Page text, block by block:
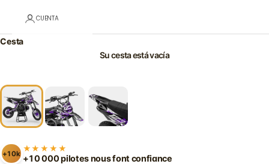
CUENTA
Cesta
Su cesta está vacía
+10k
★★★★★
+10 000 pilotes nous font confiance